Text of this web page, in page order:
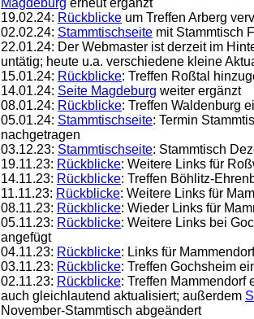
19.02.24: Rückblicke um Treffen Arberg
02.02.24: Stammtischseite mit Stammtisch
22.01.24: Der Webmaster ist derzeit im
untätig; heute u.a. verschiedene kleine
15.01.24: Rückblicke: Treffen Roßtal
14.01.24: Seite Magdeburg weiter ergänzt
08.01.24: Rückblicke: Treffen Waldenburg
05.01.24: Stammtischseite: Termin
nachgetragen
03.12.23: Stammtischseite: Stammtisch
19.11.23: Rückblicke: Weitere Links für
14.11.23: Rückblicke: Treffen Böhlitz-
11.11.23: Rückblicke: Weitere Links für
08.11.23: Rückblicke: Wieder Links für
05.11.23: Rückblicke: Weitere Links bei
angefügt
04.11.23: Rückblicke: Links für
03.11.23: Rückblicke: Treffen Gochsheim
02.11.23: Rückblicke: Treffen Mammendorf
auch gleichlautend aktualisiert; außerdem
November-Stammtisch abgeändert